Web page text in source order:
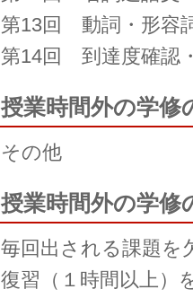
第13回 動詞・形容
第14回 到達度確認
授業時間外の学修
その他
授業時間外の学修
毎回出される課題を
復習（１時間以上）